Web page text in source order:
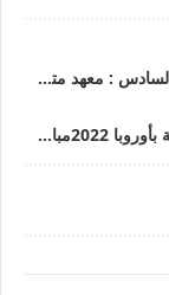
مباراة ولوج مركز MAHIR التابع لجامعة محمد السادس : معهد متخصص في التنمية البشرية، التعليم، الشباب والثقافة.
مباراة انتقاء أساتذة لتدريس أبناء الجالية المغربية بأوروبا 2022مباراة انتقاء أساتذة لتدريس أبناء الجالية المغربية بأوروبا 2022